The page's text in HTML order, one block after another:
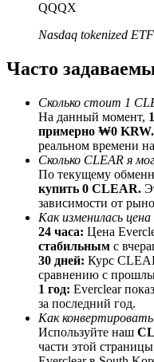
Реферал
Пригласите друга,
вознаграждения
BTC Welcome Rewards
QQQX
Nasdaq tokenized
Часто
Сколько стоит 1
На данный момент,
примерно ₩0 KRW.
реальном времени
Сколько CLEAR я
По текущему
купить 0 CLEAR.
зависимости от
Как изменилась
24 часа: Цена
стабильным с
30 дней: Курс
сравнению с
1 год: Everclear
за последний год.
Как
Используйте наш
части этой